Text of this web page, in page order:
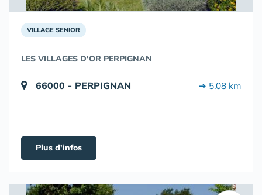
VILLAGE SENIOR
LES VILLAGES D'OR PERPIGNAN
66000 - PERPIGNAN ➔ 5.08 km
Plus d'infos